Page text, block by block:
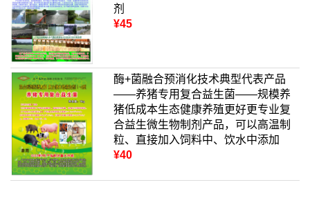
剂
¥45
酶+菌融合预消化技术典型代表产品
——养猪专用复合益生菌——规模养
猪低成本生态健康养殖更好更专业复
合益生微生物制剂产品，可以高温制
粒、直接加入饲料中、饮水中添加
¥40